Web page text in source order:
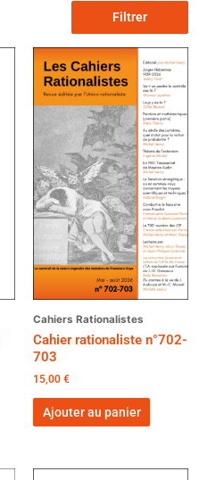
Filtrer
Cahiers Rationalistes
Cahier rationaliste n°702-
703
15,00 €
Ajouter au panier